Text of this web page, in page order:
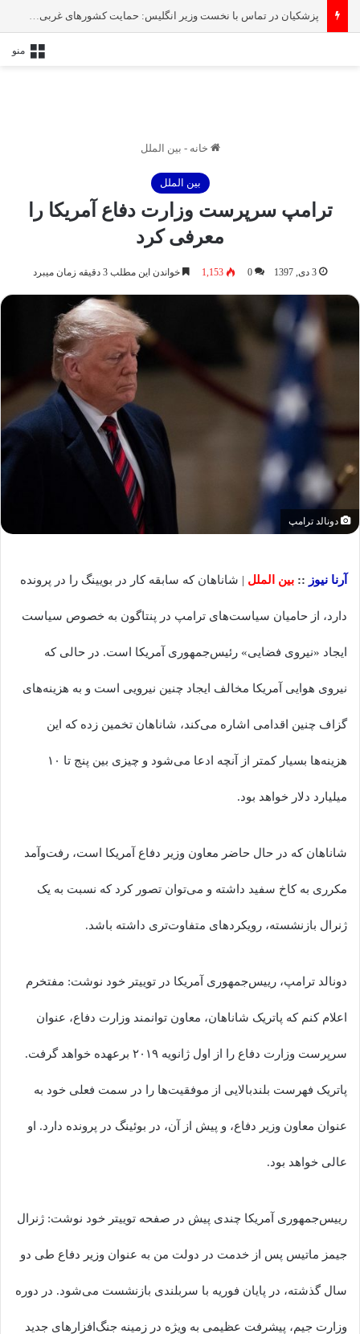
پزشکیان در تماس با نخست‌ وزیر انگلیس: حمایت کشور‌های غربی از رژیم صهیونیستی امنیت منطقه و جهان را به خطر انداخته است
منو
خانه - بین الملل
بین الملل
ترامپ سرپرست وزارت دفاع آمریکا را
معرفی کرد
3 دی, 1397 0
1,153 خواندن این مطلب 3 دقیقه زمان میبرد
دونالد ترامپ
آرنا نیوز :: بین الملل | شاناهان که سابقه کار در بویینگ را در پرونده
دارد، از حامیان سیاست‌های ترامپ در پنتاگون به خصوص سیاست
ایجاد «نیروی فضایی» رئیس‌جمهوری آمریکا است. در حالی که
نیروی هوایی آمریکا مخالف ایجاد چنین نیرویی است و به هزینه‌های
گزاف چنین اقدامی اشاره می‌کند، شاناهان تخمین زده که این
هزینه‌ها بسیار کمتر از آنچه ادعا می‌شود و چیزی بین پنج تا ۱۰
میلیارد دلار خواهد بود.
شاناهان که در حال حاضر معاون وزیر دفاع آمریکا است، رفت‌وآمد
مکرری به کاخ سفید داشته و می‌توان تصور کرد که نسبت به یک
ژنرال بازنشسته، رویکردهای متفاوت‌تری داشته باشد.
دونالد ترامپ، رییس‌جمهوری آمریکا در توییتر خود نوشت: مفتخرم
اعلام کنم که پاتریک شاناهان، معاون توانمند وزارت دفاع، عنوان
سرپرست وزارت دفاع را از اول ژانویه ۲۰۱۹ برعهده خواهد گرفت.
پاتریک فهرست بلندبالایی از موفقیت‌ها را در سمت فعلی خود به
عنوان معاون وزیر دفاع، و پیش از آن، در بوئینگ در پرونده دارد. او
عالی خواهد بود.
رییس‌جمهوری آمریکا چندی پیش در صفحه توییتر خود نوشت: ژنرال
جیمز ماتیس پس از خدمت در دولت من به عنوان وزیر دفاع طی دو
سال گذشته، در پایان فوریه با سربلندی بازنشست می‌شود. در دوره
وزارت جیم، پیشرفت عظیمی به ویژه در زمینه جنگ‌افزارهای جدید